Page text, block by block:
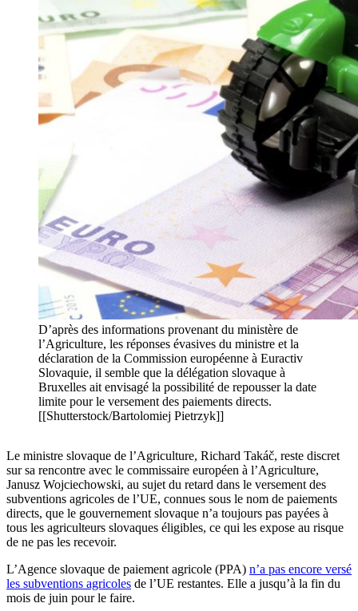
D’après des informations provenant du ministère de
l’Agriculture, les réponses évasives du ministre et la
déclaration de la Commission européenne à Euractiv
Slovaquie, il semble que la délégation slovaque à
Bruxelles ait envisagé la possibilité de repousser la date
limite pour le versement des paiements directs.
[[Shutterstock/Bartolomiej Pietrzyk]]
Le ministre slovaque de l’Agriculture, Richard Takáč, reste discret
sur sa rencontre avec le commissaire européen à l’Agriculture,
Janusz Wojciechowski, au sujet du retard dans le versement des
subventions agricoles de l’UE, connues sous le nom de paiements
directs, que le gouvernement slovaque n’a toujours pas payées à
tous les agriculteurs slovaques éligibles, ce qui les expose au risque
de ne pas les recevoir.
L’Agence slovaque de paiement agricole (PPA) n’a pas encore versé
les subventions agricoles de l’UE restantes. Elle a jusqu’à la fin du
mois de juin pour le faire.